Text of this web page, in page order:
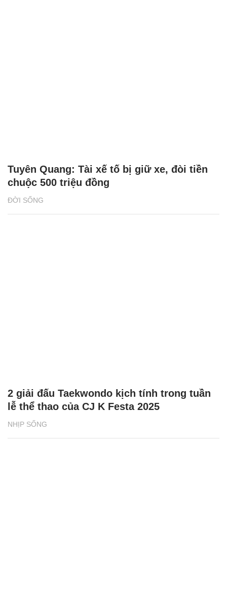
ĐỜI SỐNG
Tuyên Quang: Tài xế tố bị giữ xe, đòi tiền
chuộc 500 triệu đồng
NHỊP SỐNG
2 giải đấu Taekwondo kịch tính trong tuần
lễ thể thao của CJ K Festa 2025